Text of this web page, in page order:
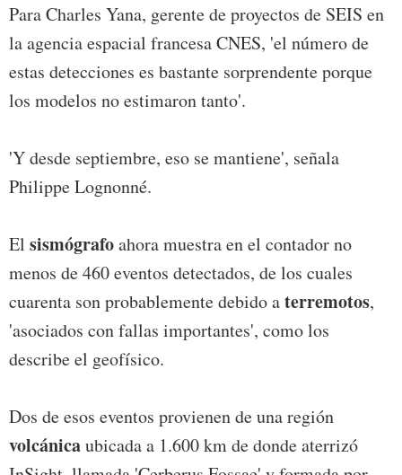
Para Charles Yana, gerente de proyectos de SEIS en
la agencia espacial francesa CNES, 'el número de
estas detecciones es bastante sorprendente porque
los modelos no estimaron tanto'.
'Y desde septiembre, eso se mantiene', señala
Philippe Lognonné.
El sismógrafoahora muestra en el contador no
menos de 460 eventos detectados, de los cuales
cuarenta son probablemente debido aterremotos,
'asociados con fallas importantes', como los
describe el geofísico.
Dos de esos eventos provienen de una región
volcánicaubicada a 1.600 km de donde aterrizó